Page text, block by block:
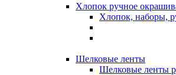
Хлопок ручное
Хлопок, наборы,
Шелковые ленты
Шелковые ленты